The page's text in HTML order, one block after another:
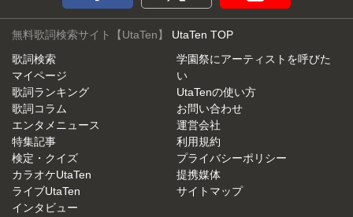
無料歌詞検索サイト【UtaTen】 UtaTen TOP
歌詞検索
マイページ
歌詞ランキング
歌詞コラム
エンタメニュース
特集記事
検定・クイズ
カラオケUtaTen
ライブUtaTen
インタビュー
学園祭にアーティストを呼びた
い
UtaTenの使い方
お問い合わせ
運営会社
利用規約
プライバシーポリシー
提携媒体
サイトマップ